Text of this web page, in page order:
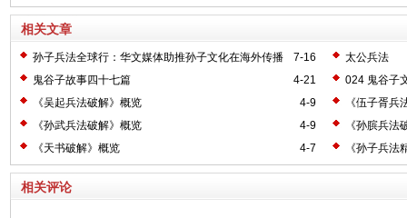
相关文章
7-16
孙子兵法全球行：华文媒体助推孙子文化在海外传播
太公兵法
4-21
鬼谷子故事四十七篇
024 鬼谷子
4-9
《吴起兵法破解》概览
《伍子胥兵
4-9
《孙武兵法破解》概览
《孙膑兵法
4-7
《天书破解》概览 《孙子兵法
相关评论